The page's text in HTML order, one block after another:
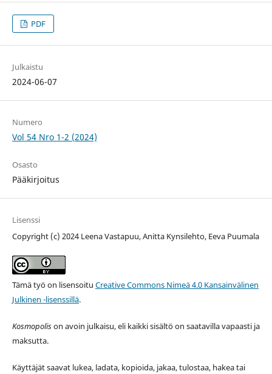
PDF
Julkaistu
2024-06-07
Numero
Vol 54 Nro 1-2 (2024)
Osasto
Pääkirjoitus
Lisenssi
Copyright (c) 2024 Leena Vastapuu, Anitta Kynsilehto, Eeva Puumala
Tämä työ on lisensoitu Creative Commons Nimeä 4.0 Kansainvälinen
Julkinen -lisenssillä.
Kosmopolison avoin julkaisu, eli kaikki sisältö on saatavilla vapaasti ja
maksutta.
Käyttäjät saavat lukea, ladata, kopioida, jakaa, tulostaa, hakea tai